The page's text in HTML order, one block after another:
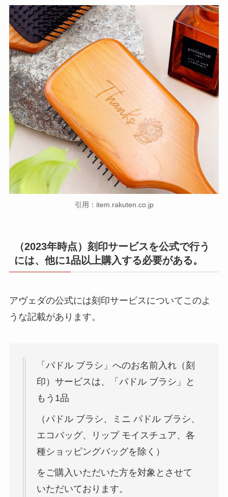
引用：item.rakuten.co.jp
（2023年時点）刻印サービスを公式で行う
には、他に1品以上購入する必要がある。
アヴェダの公式には刻印サービスについてこのよ
うな記載があります。
「パドル ブラシ」へのお名前入れ（刻
印）サービスは、「パドル ブラシ」と
もう1品
（パドル ブラシ、ミニ パドル ブラシ、
エコバッグ、リップ モイスチュア、各
種ショッピングバッグを除く）
をご購入いただいた方を対象とさせて
いただいております。